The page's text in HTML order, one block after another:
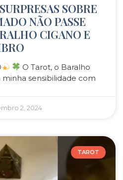
SOBRE
NÃO PASSE
CIGANO E
O Tarot, o Baralho
minha sensibilidade com
2, 2024
TAROT